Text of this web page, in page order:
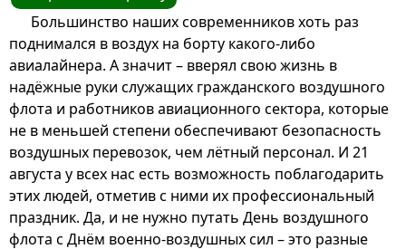
Большинство наших современников хоть раз
поднимался в воздух на борту какого-либо
авиалайнера. А значит – вверял свою жизнь в
надёжные руки служащих гражданского воздушного
флота и работников авиационного сектора, которые
не в меньшей степени обеспечивают безопасность
воздушных перевозок, чем лётный персонал. И 21
августа у всех нас есть возможность поблагодарить
этих людей, отметив с ними их профессиональный
праздник. Да, и не нужно путать День воздушного
флота с Днём военно-воздушных сил – это разные